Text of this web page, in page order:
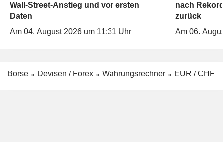
Wall-Street-Anstieg und vor ersten
Daten
Am 04. August 2026 um 11:31 Uhr
nach
zurück
Am 06.
Börse Devisen / Forex Währungsrechner EUR / CHF